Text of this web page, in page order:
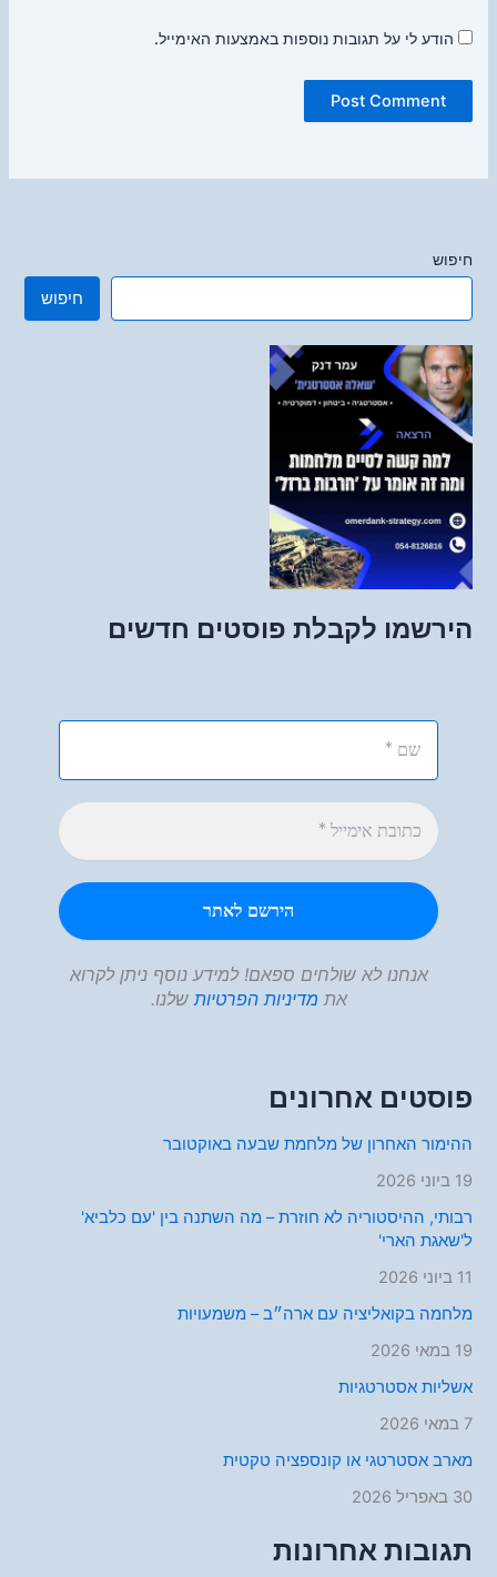
הודע לי על תגובות נוספות באמצעות האימייל.
חיפוש
חיפוש
הירשמו לקבלת פוסטים חדשים
אנחנו לא שולחים ספאם! למידע נוסף ניתן לקרוא
את מדיניות הפרטיותשלנו.
פוסטים אחרונים
ההימור האחרון של מלחמת שבעה באוקטובר
19 ביוני 2026
רבותי, ההיסטוריה לא חוזרת – מה השתנה בין 'עם כלביא'
ל'שאגת הארי'
11 ביוני 2026
מלחמה בקואליציה עם ארה״ב – משמעויות
19 במאי 2026
אשליות אסטרטגיות
7 במאי 2026
מארב אסטרטגי או קונספציה טקטית
30 באפריל 2026
תגובות אחרונות